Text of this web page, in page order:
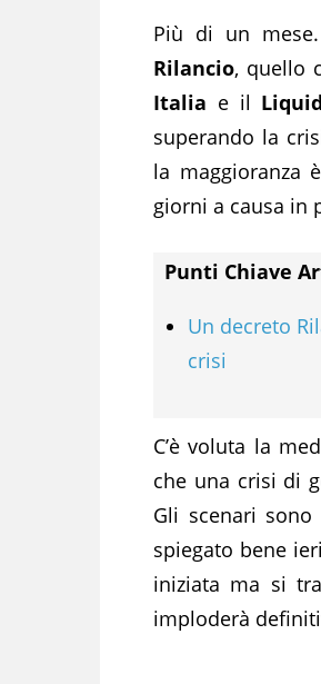
Più di un
Rilancio, quello
Italia e il
superando la
la maggioranza
giorni a causa in
Punti Chiave
Un decreto
crisi
C’è voluta la
che una crisi di
Gli scenari
spiegato bene ieri
iniziata ma si
imploderà